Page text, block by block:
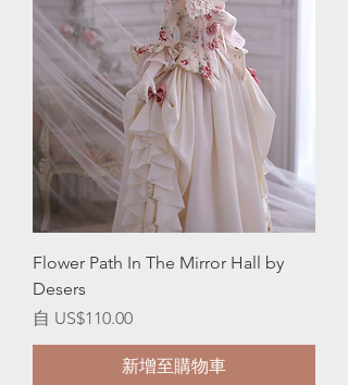
Flower Path In The Mirror Hall by
Desers
自 US$110.00
促銷價格
新增至購物車